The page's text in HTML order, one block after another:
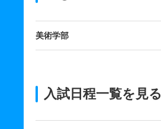
美術学部
入試日程一覧を見る